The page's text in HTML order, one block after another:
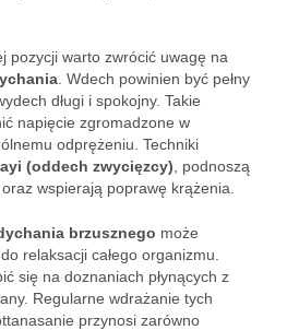
pozycji warto zwrócić uwagę na
. Wdech powinien być pełny
długi i spokojny. Takie
napięcie zgromadzone w
odprężeniu. Techniki
(oddech zwycięzcy) , podnoszą
wspierają poprawę krążenia.
brzusznego może
relaksacji całego organizmu.
się na doznaniach płynących z
Regularne wdrażanie tych
przynosi zarówno